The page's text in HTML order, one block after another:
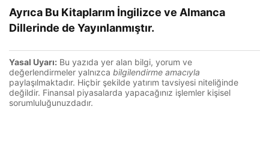
Ayrıca Bu Kitaplarım İngilizce ve Almanca
Dillerinde de Yayınlanmıştır.
Yasal Uyarı: Bu yazıda yer alan bilgi, yorum ve
değerlendirmeler yalnızca bilgilendirme amacıyla
paylaşılmaktadır. Hiçbir şekilde yatırım tavsiyesi niteliğinde
değildir. Finansal piyasalarda yapacağınız işlemler kişisel
sorumluluğunuzdadır.